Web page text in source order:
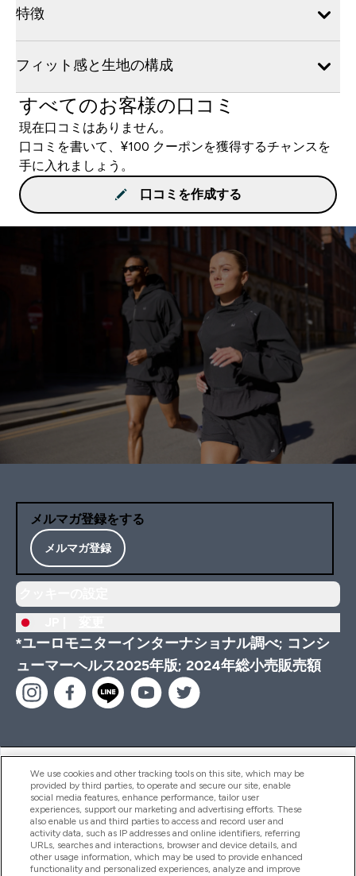
特徴
フィット感と生地の構成
すべてのお客様の口コミ
現在口コミはありません。
口コミを書いて、¥100 クーポンを獲得するチャンスを
手に入れましょう。
口コミを作成する
メルマガ登録をする
メルマガ登録
*ユーロモニターインターナショナル調べ; コンシ
ューマーヘルス2025年版; 2024年総小売販売額
ヘルプ＆ガイド
商品について
We use cookies and other tracking tools on this site, which may be
provided by third parties, to operate and secure our site, enable
social media features, enhance performance, tailor user
experiences, support our marketing and advertising efforts. These
also enable us and third parties to access and record user and
activity data, such as IP addresses and online identifiers, referring
URLs, searches and interactions, browser and device details, and
other usage information, which may be used to provide enhanced
functionality and personalized experiences, analyze and improve